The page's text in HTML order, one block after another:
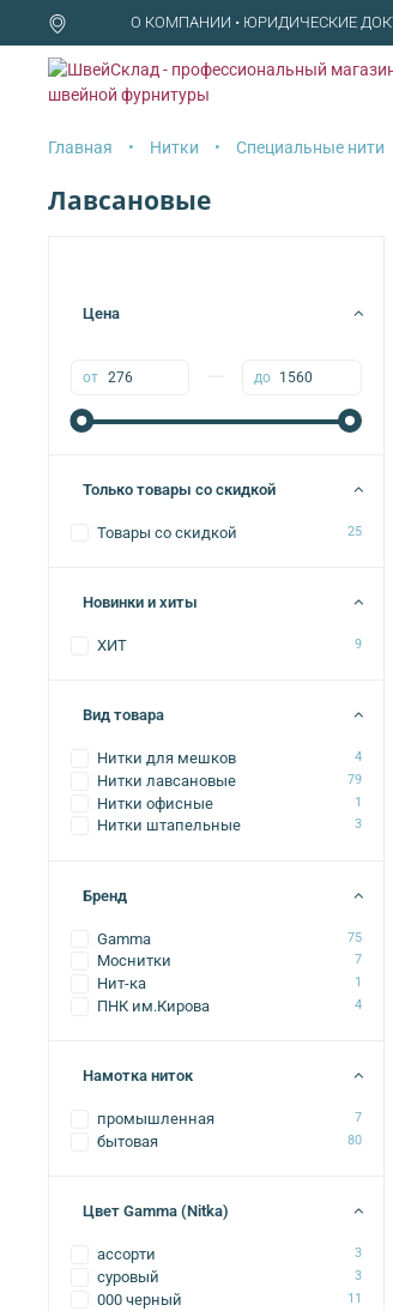
О КОМПАНИИ • ЮРИДИЧЕСКИЕ
Главная Нитки Специальные нити
Лавсановые
Цена
от до
Только товары со скидкой
Товары со скидкой 25
Новинки и хиты
ХИТ 9
Вид товара
Нитки для мешков 4
Нитки лавсановые 79
Нитки офисные 1
Нитки штапельные 3
Бренд
Gamma 75
Моснитки 7
Нит-ка 1
ПНК им.Кирова 4
Намотка ниток
промышленная 7
бытовая 80
Цвет Gamma (Nitka)
ассорти 3
суровый 3
000 черный 11